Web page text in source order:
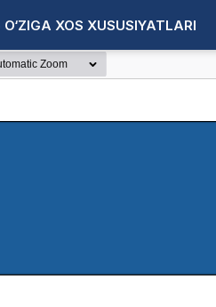
XOS XUSUSIYATLARI